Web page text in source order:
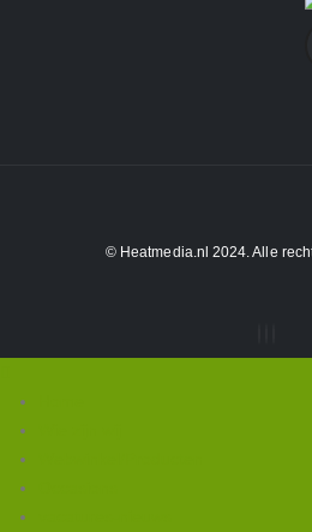
© Heatmedia.nl 2024. Alle